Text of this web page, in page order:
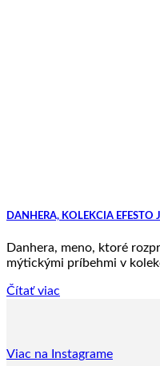
DANHERA, KOLEKCIA EFESTO
Danhera, meno, ktoré
mýtickými príbehmi v
Čítať viac
Viac na Instagrame